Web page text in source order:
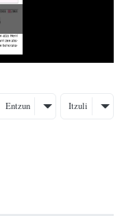
Entzun Itzuli